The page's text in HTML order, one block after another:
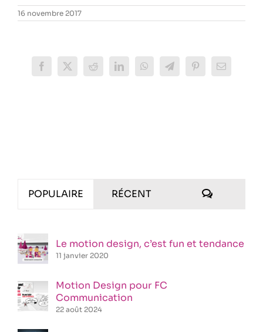
16 novembre 2017
Facebook
X Reddit LinkedInWhatsAppTelegramPinterestEmail
POPULAIRE RÉCENT
Le motion design, c’est fun et tendance
11 janvier 2020
Motion Design pour FC
Communication
22 août 2024